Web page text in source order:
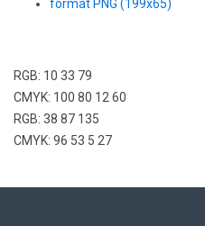
formát PNG (199x65)
RGB: 10 33 79
CMYK: 100 80 12 60
RGB: 38 87 135
CMYK: 96 53 5 27